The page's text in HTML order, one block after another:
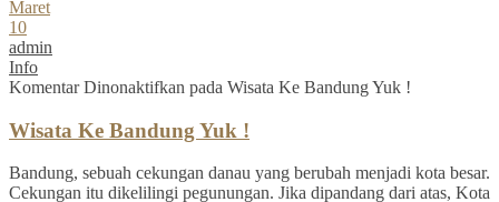
Maret
10
admin
Info
Komentar Dinonaktifkan pada Wisata Ke Bandung Yuk !
Wisata Ke Bandung Yuk !
Bandung, sebuah cekungan danau yang berubah menjadi kota besar.
Cekungan itu dikelilingi pegunungan. Jika dipandang dari atas, Kota